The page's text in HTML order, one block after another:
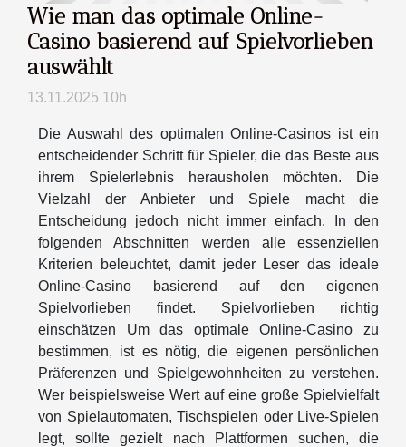
Wie man das optimale Online-
Casino basierend auf Spielvorlieben
auswählt
13.11.2025 10h
Die Auswahl des optimalen Online-Casinos ist ein
entscheidender Schritt für Spieler, die das Beste aus
ihrem Spielerlebnis herausholen möchten. Die
Vielzahl der Anbieter und Spiele macht die
Entscheidung jedoch nicht immer einfach. In den
folgenden Abschnitten werden alle essenziellen
Kriterien beleuchtet, damit jeder Leser das ideale
Online-Casino basierend auf den eigenen
Spielvorlieben findet. Spielvorlieben richtig
einschätzen Um das optimale Online-Casino zu
bestimmen, ist es nötig, die eigenen persönlichen
Präferenzen und Spielgewohnheiten zu verstehen.
Wer beispielsweise Wert auf eine große Spielvielfalt
von Spielautomaten, Tischspielen oder Live-Spielen
legt, sollte gezielt nach Plattformen suchen, die